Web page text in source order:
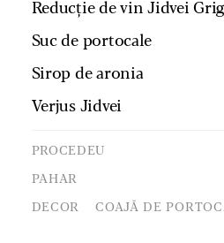
Reducție de vin Jidvei
Suc de portocale
Sirop de aronia
Verjus Jidvei
PROCEDEU
PAHAR
DECOR
COAJĂ DE